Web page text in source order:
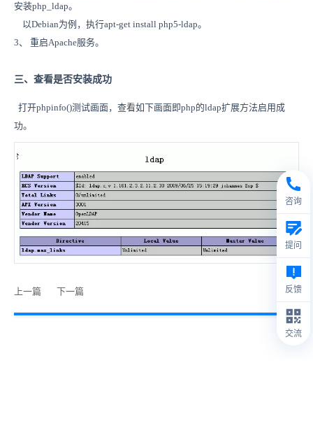
安装php_ldap。
以Debian为例，执行apt-get install php5-ldap。
3、 重启Apache服务。
三、查看是否安装成功
打开phpinfo()测试画面，查看如下画面即php的ldap扩展方法启用成
功。
上一篇 下一篇
咨询
提问
反馈
交流